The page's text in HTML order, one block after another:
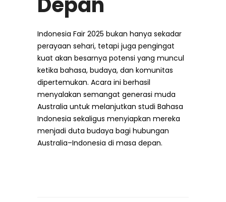
Indonesia Fair 2025 bukan hanya sekadar
perayaan sehari, tetapi juga pengingat
kuat akan besarnya potensi yang muncul
ketika bahasa, budaya, dan komunitas
dipertemukan. Acara ini berhasil
menyalakan semangat generasi muda
Australia untuk melanjutkan studi Bahasa
Indonesia sekaligus menyiapkan mereka
menjadi duta budaya bagi hubungan
Australia–Indonesia di masa depan.